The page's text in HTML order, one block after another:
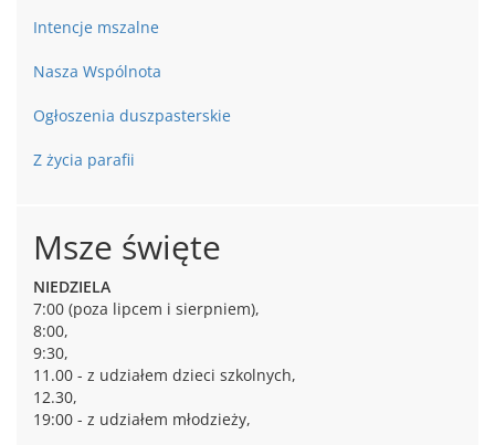
Intencje mszalne
Nasza Wspólnota
Ogłoszenia duszpasterskie
Z życia parafii
Msze święte
NIEDZIELA
7:00 (poza lipcem i sierpniem),
8:00,
9:30,
11.00 - z udziałem dzieci szkolnych,
12.30,
19:00 - z udziałem młodzieży,